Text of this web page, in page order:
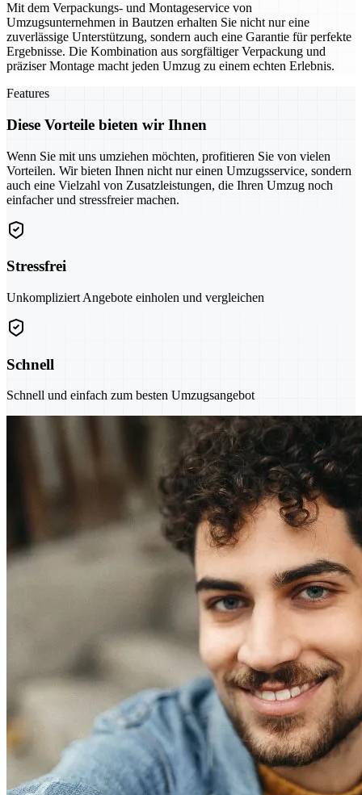
Mit dem Verpackungs- und Montageservice von
Umzugsunternehmen in Bautzen erhalten Sie nicht nur eine
zuverlässige Unterstützung, sondern auch eine Garantie für perfekte
Ergebnisse. Die Kombination aus sorgfältiger Verpackung und
präziser Montage macht jeden Umzug zu einem echten Erlebnis.
Features
Diese Vorteile bieten wir Ihnen
Wenn Sie mit uns umziehen möchten, profitieren Sie von vielen
Vorteilen. Wir bieten Ihnen nicht nur einen Umzugsservice, sondern
auch eine Vielzahl von Zusatzleistungen, die Ihren Umzug noch
einfacher und stressfreier machen.
Stressfrei
Unkompliziert Angebote einholen und vergleichen
Schnell
Schnell und einfach zum besten Umzugsangebot